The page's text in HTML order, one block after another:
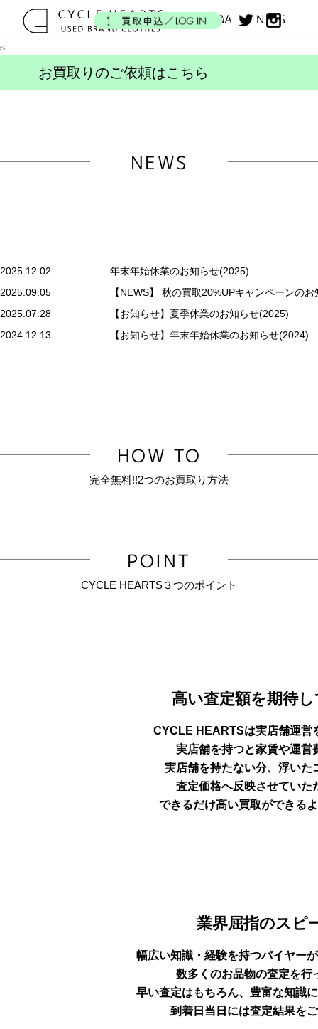
GUIDE BRAND PICKUP Q&A NEWS
s
お買取りのご依頼はこちら
NEWS
2025.12.02
年末年始休業のお知らせ(2025)
2025.09.05
【NEWS】 秋の買取20%UPキャンペーンの
2025.07.28
【お知らせ】夏季休業のお知らせ(2025)
2024.12.13
【お知らせ】年末年始休業のお知らせ(2024)
HOW TO
完全無料!!2つのお買取り方法
POINT
CYCLE HEARTS３つのポイント
高い査定額を期待
CYCLE HEARTSは実店舗運営
実店舗を持つと家賃や運営
実店舗を持たない分、浮いた
査定価格へ反映させていた
できるだけ高い買取ができる
業界屈指のスピ
幅広い知識・経験を持つバイヤー
数多くのお品物の査定を行
早い査定はもちろん、豊富な知識
到着日当日には査定結果を